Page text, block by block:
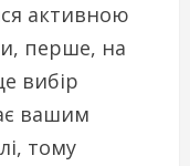
активною
перше, на
вибір
вашим
тому